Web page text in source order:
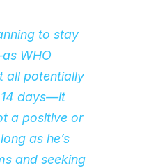
to stay
WHO
all potentially
days—it
a positive or
as he’s
and seeking